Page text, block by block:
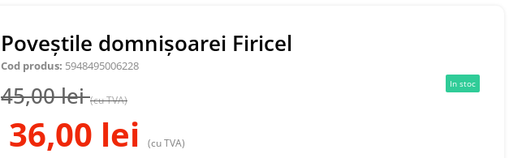
Poveștile domnișoarei Firicel
Cod produs: 5948495006228
45,00lei (cu TVA)
36,00 lei (cu TVA)
In stoc